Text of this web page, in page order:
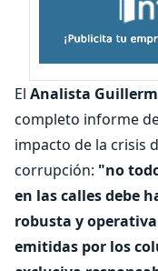
El Analista
completo informe
impacto de la crisis
corrupción: "no
en las calles debe
robusta y
emitidas por los